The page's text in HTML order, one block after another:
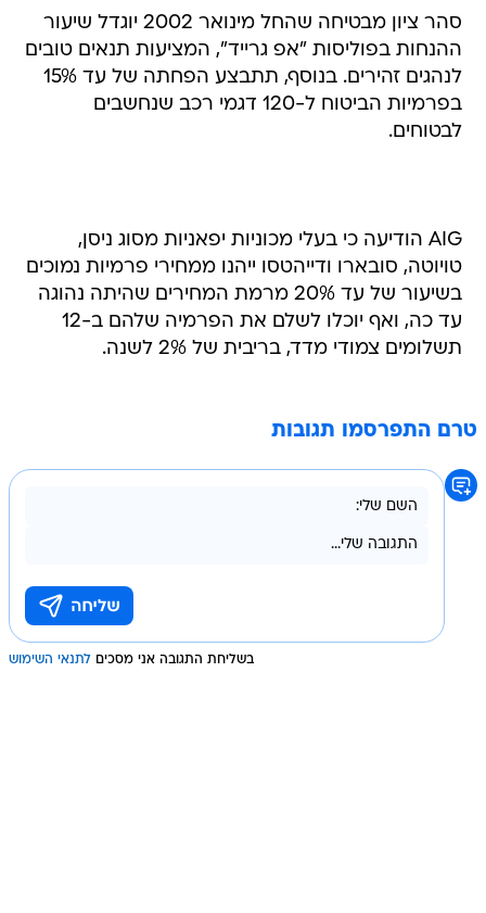
סהר ציון מבטיחה שהחל מינואר 2002 יוגדל שיעור
ההנחות בפוליסות "אפ גרייד", המציעות תנאים טובים
לנהגים זהירים. בנוסף, תתבצע הפחתה של עד 15%
בפרמיות הביטוח ל-120 דגמי רכב שנחשבים
לבטוחים.
AIG הודיעה כי בעלי מכוניות יפאניות מסוג ניסן,
טויוטה, סובארו ודייהטסו ייהנו ממחירי פרמיות נמוכים
בשיעור של עד 20% מרמת המחירים שהיתה נהוגה
עד כה, ואף יוכלו לשלם את הפרמיה שלהם ב-12
תשלומים צמודי מדד, בריבית של 2% לשנה.
טרם התפרסמו תגובות
בשליחת התגובה אני מסכים לתנאי השימוש